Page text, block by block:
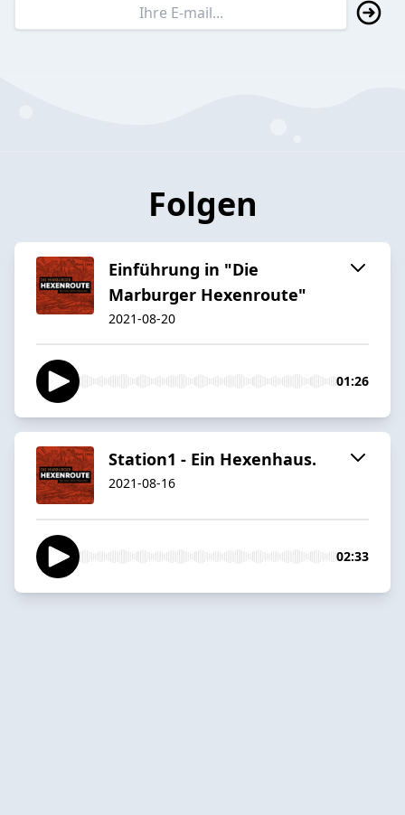
Folgen
Einführung in "Die
Marburger Hexenroute"
2021-08-20
01:26
Station1 - Ein Hexenhaus.
2021-08-16
02:33